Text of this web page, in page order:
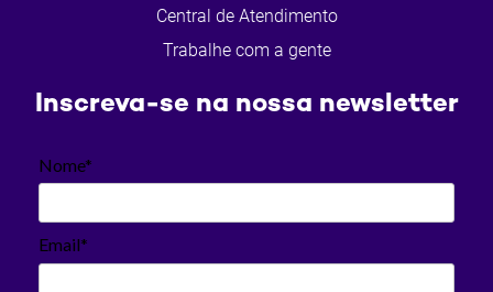
Central de Atendimento
Trabalhe com a gente
Inscreva-se na nossa newsletter
Nome*
Email*